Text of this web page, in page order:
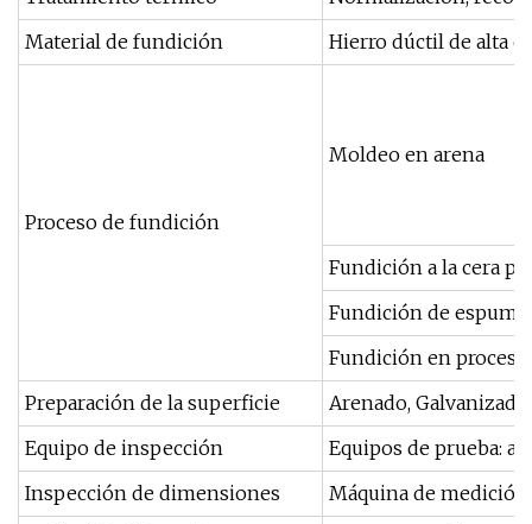
Material de fundición
Hierro dúctil de alta
Proceso de fundición
Moldeo en arena
Fundición a la cera
Fundición de
Fundición en proceso
Preparación de la superficie
Arenado,
Equipo de inspección
Equipos de prueba:
Inspección de dimensiones
Máquina de